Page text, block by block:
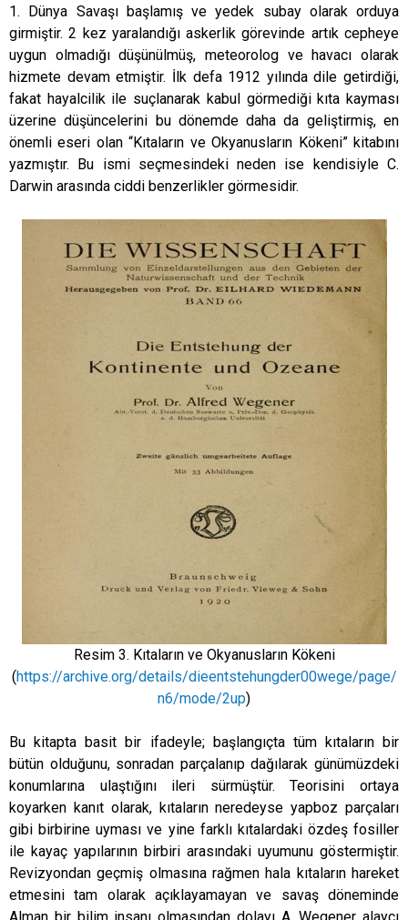
1. Dünya Savaşı başlamış ve yedek subay olarak orduya
girmiştir. 2 kez yaralandığı askerlik görevinde artık cepheye
uygun olmadığı düşünülmüş, meteorolog ve havacı olarak
hizmete devam etmiştir. İlk defa 1912 yılında dile getirdiği,
fakat hayalcilik ile suçlanarak kabul görmediği kıta kayması
üzerine düşüncelerini bu dönemde daha da geliştirmiş, en
önemli eseri olan “Kıtaların ve Okyanusların Kökeni” kitabını
yazmıştır. Bu ismi seçmesindeki neden ise kendisiyle C.
Darwin arasında ciddi benzerlikler görmesidir.
Resim 3. Kıtaların ve Okyanusların Kökeni
(https://archive.org/details/dieentstehungder00wege/page/
n6/mode/2up)
Bu kitapta basit bir ifadeyle; başlangıçta tüm kıtaların bir
bütün olduğunu, sonradan parçalanıp dağılarak günümüzdeki
konumlarına ulaştığını ileri sürmüştür. Teorisini ortaya
koyarken kanıt olarak, kıtaların neredeyse yapboz parçaları
gibi birbirine uyması ve yine farklı kıtalardaki özdeş fosiller
ile kayaç yapılarının birbiri arasındaki uyumunu göstermiştir.
Revizyondan geçmiş olmasına rağmen hala kıtaların hareket
etmesini tam olarak açıklayamayan ve savaş döneminde